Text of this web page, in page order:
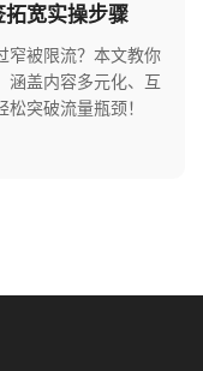
宽实操步骤
窄被限流？本文教你
涵盖内容多元化、互
突破流量瓶颈！